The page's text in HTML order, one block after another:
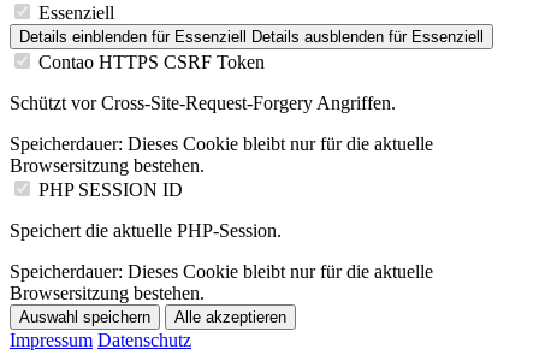
Essenziell
Details einblenden für Essenziell Details ausblenden für Essenziell
Contao HTTPS CSRF Token
Schützt vor Cross-Site-Request-Forgery Angriffen.
Speicherdauer: Dieses Cookie bleibt nur für die aktuelle
Browsersitzung bestehen.
PHP SESSION ID
Speichert die aktuelle PHP-Session.
Speicherdauer: Dieses Cookie bleibt nur für die aktuelle
Browsersitzung bestehen.
Auswahl speichern Alle akzeptieren
Impressum Datenschutz